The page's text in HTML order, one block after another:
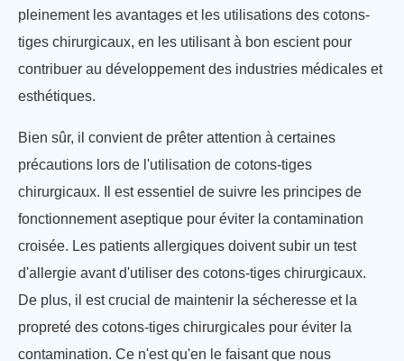
pleinement les avantages et les utilisations des cotons-
tiges chirurgicaux, en les utilisant à bon escient pour
contribuer au développement des industries médicales et
esthétiques.
Bien sûr, il convient de prêter attention à certaines
précautions lors de l'utilisation de cotons-tiges
chirurgicaux. Il est essentiel de suivre les principes de
fonctionnement aseptique pour éviter la contamination
croisée. Les patients allergiques doivent subir un test
d'allergie avant d'utiliser des cotons-tiges chirurgicaux.
De plus, il est crucial de maintenir la sécheresse et la
propreté des cotons-tiges chirurgicales pour éviter la
contamination. Ce n'est qu'en le faisant que nous